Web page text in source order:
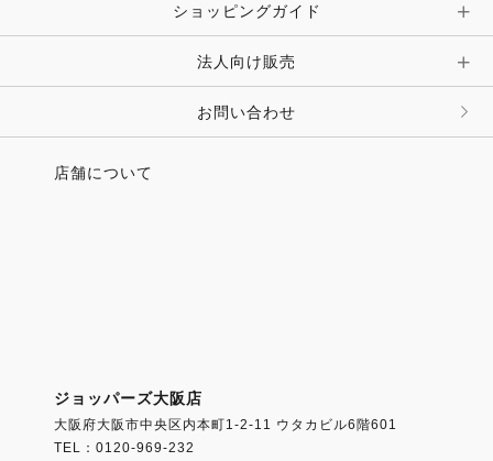
キーホルダー・チャーム・ストラップ
その他 アクセサリーショッピングガイド
法人向け販売
お問い合わせ
店舗について
ジョッパーズ大阪店
大阪府大阪市中央区内本町1-2-11 ウタカビル6階601
TEL：0120-969-232